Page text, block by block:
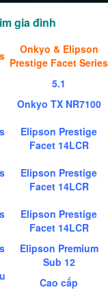
gia đình
Onkyo & Elipson
Prestige Facet Series
5.1
Onkyo TX NR7100
Elipson Prestige
Facet 14LCR
Elipson Prestige
Facet 14LCR
Elipson Prestige
Facet 14LCR
Elipson Premium
Sub 12
Cao cấp